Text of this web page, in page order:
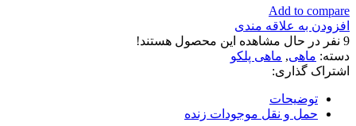
Add to compare
افزودن به علاقه مندی
9 نفر در حال مشاهده این محصول هستند!
دسته: ماهی, ماهی پلکو
اشتراک گذاری:
توضیحات
حمل و نقل موجودات زنده